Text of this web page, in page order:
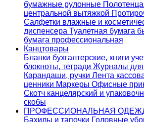
бумажные рулонные
центральной вытяжкой
Салфетки влажные и
диспенсера Туалетная бумага
бумага профессиональная
Канцтовары
Бланки бухгалтерские, книги
блокноты, тетради Журналы для
Карандаши, ручки Лента
ценники Маркеры Офисные
Скотч канцелярский и
скобы
ПРОФЕССИОНАЛЬНАЯ
Бахилы и тапочки Головные